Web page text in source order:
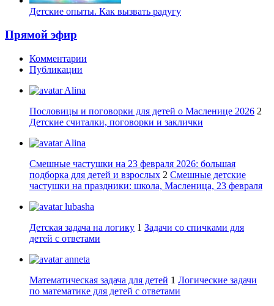
Детские опыты. Как вызвать радугу
Прямой эфир
Комментарии
Публикации
Alina
Пословицы и поговорки для детей о Масленице 2026 2
Детские считалки, поговорки и заклички
Alina
Смешные частушки на 23 февраля 2026: большая
подборка для детей и взрослых 2 Смешные детские
частушки на праздники: школа, Масленица, 23 февраля
lubasha
Детская задача на логику 1 Задачи со спичками для
детей с ответами
anneta
Математическая задача для детей 1 Логические задачи
по математике для детей с ответами